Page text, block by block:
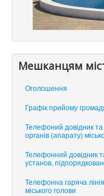
Мешканцям
Оголошення
Графік прийому
Телефоний довідник
органів (апарату)
Телефонний довідник
установ,
Телефонна гаряча
міського голови